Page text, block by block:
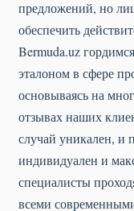
предложений, но
обеспечить
Bermuda.uz
эталоном в сфере
основываясь на
отзывах наших
случай уникален, и
индивидуален и
специалисты
всеми